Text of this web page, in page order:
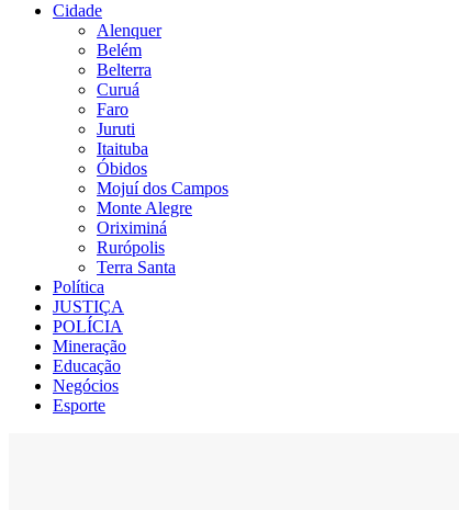
Cidade
Alenquer
Belém
Belterra
Curuá
Faro
Juruti
Itaituba
Óbidos
Mojuí dos Campos
Monte Alegre
Oriximiná
Rurópolis
Terra Santa
Política
JUSTIÇA
POLÍCIA
Mineração
Educação
Negócios
Esporte